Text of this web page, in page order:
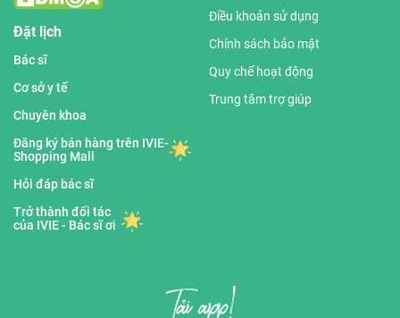
Đặt lịch
Bác sĩ
Cơ sở y tế
Chuyên khoa
Đăng ký bán hàng trên IVIE-
Shopping Mall
Hỏi đáp bác sĩ
Trở thành đối tác
của IVIE - Bác sĩ ơi
Điều khoản sử dụng
Chính sách bảo mật
Quy chế hoạt động
Trung tâm trợ giúp